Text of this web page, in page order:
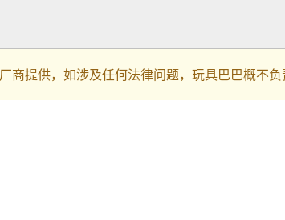
商提供，如涉及任何法律问题，玩具巴巴概不负